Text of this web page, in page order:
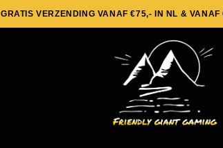
GRATIS VERZENDING VANAF €75,- IN NL &